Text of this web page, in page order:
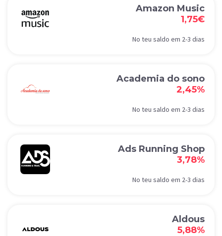
Amazon Music
1,75€
No teu saldo em 2-3 dias
Academia do sono
2,45%
No teu saldo em 2-3 dias
Ads Running Shop
3,78%
No teu saldo em 2-3 dias
Aldous
5,88%